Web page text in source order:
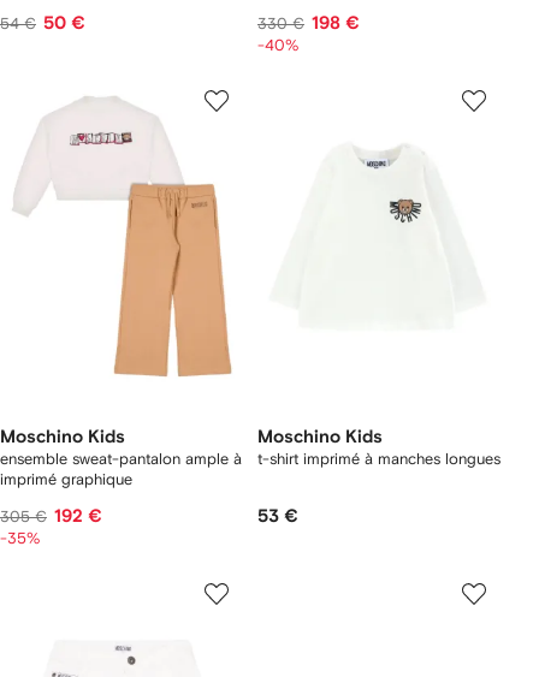
54 € 50 € 330 € 198 €
-40%
Moschino Kids
ensemble sweat-pantalon ample à
imprimé graphique
305 € 192 €
-35%
Moschino Kids
t-shirt imprimé à manches longues
53 €